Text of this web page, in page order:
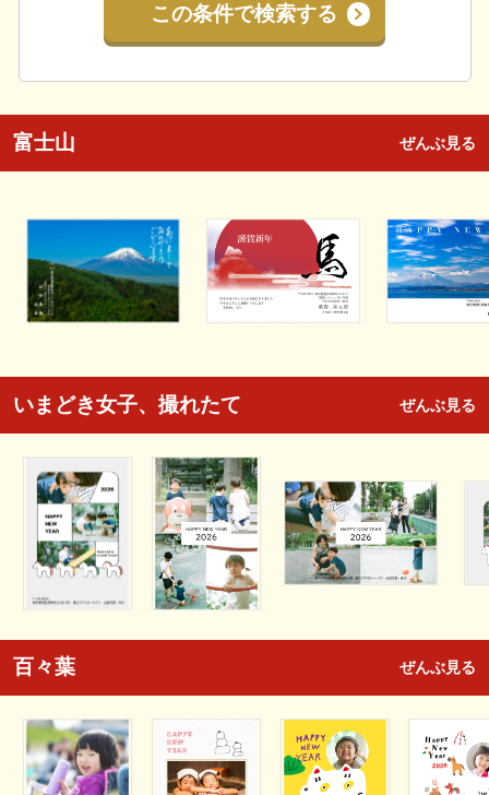
この条件で検索する
富士山 ぜんぶ見る
いまどき女子、撮れたて ぜんぶ見る
百々葉 ぜんぶ見る